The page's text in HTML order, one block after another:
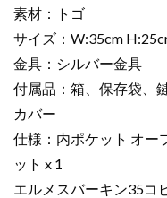
35CM
黒
ブ
ラ
ッ
ク
ト
ゴ
シ
素材：トゴ
サイズ：W:35cm
金具：シルバー金具
付属品：箱、保存袋、
カバー
仕様：内ポケット オー
ット x 1
エルメスバーキン35コ